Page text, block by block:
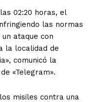
02:20 horas, el
las normas
ataque con
la localidad de
comunicó la
«Telegram».
misiles contra una